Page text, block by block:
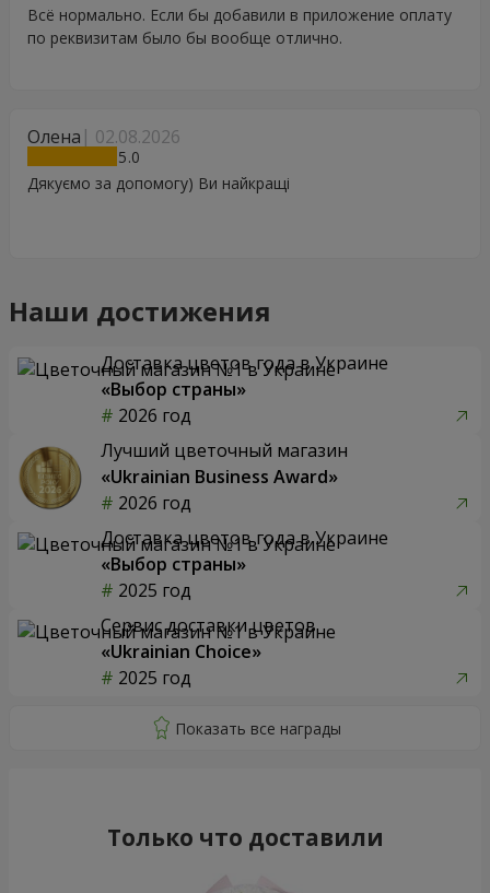
Всё нормально. Если бы добавили в приложение оплату
по реквизитам было бы вообще отлично.
Олена 02.08.2026
5
Дякуємо за допомогу) Ви найкращі
Наши достижения
Доставка цветов года в Украине
«Выбор страны»
2026 год
Лучший цветочный магазин
«Ukrainian Business Award»
2026 год
Доставка цветов года в Украине
«Выбор страны»
2025 год
Сервис доставки цветов
«Ukrainian Choice»
2025 год
Только что доставили